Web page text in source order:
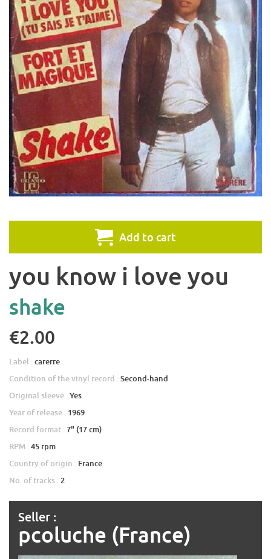
Add to cart
you know i love you
shake
€2.00
Label :carerre
Condition of the vinyl record :Second-hand
Original sleeve :Yes
Year of release : 1969
Record format :7" (17 cm)
RPM :45 rpm
Country of origin : France
No. of tracks : 2
Seller :
pcoluche (France)